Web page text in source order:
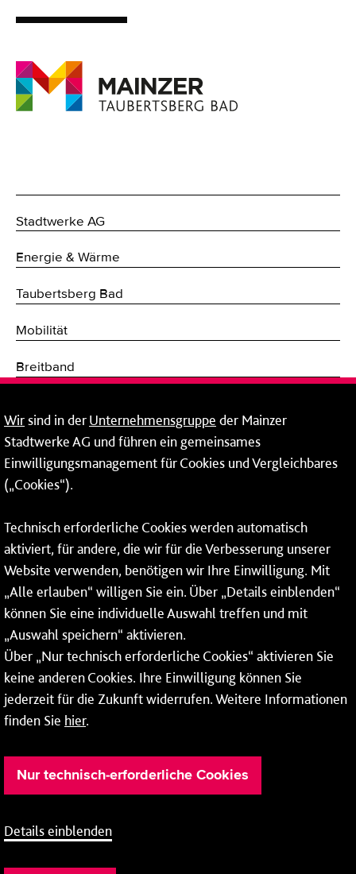
Stadtwerke AG
Energie & Wärme
Taubertsberg Bad
Mobilität
Breitband
Netze
Mainzer Taubertsberg Bad
Tel.:06131 - 12 91 00
Weitere Infos zu unserenÖffnungszeiten.
Wirsind in derUnternehmensgruppe der Mainzer
Stadtwerke AG und führen ein gemeinsames
Einwilligungsmanagement für Cookies und Vergleichbares
(„Cookies“).
Technisch erforderliche Cookies werden automatisch
aktiviert, für andere, die wir für die Verbesserung unserer
Website verwenden, benötigen wir Ihre Einwilligung. Mit
„Alle erlauben“ willigen Sie ein. Über „Details einblenden“
können Sie eine individuelle Auswahl treffen und mit
„Auswahl speichern“ aktivieren.
Über „Nur technisch erforderliche Cookies“ aktivieren Sie
keine anderen Cookies. Ihre Einwilligung können Sie
jederzeit für die Zukunft widerrufen. Weitere Informationen
finden Sie hier.
Nur technisch-erforderliche Cookies
Details einblenden